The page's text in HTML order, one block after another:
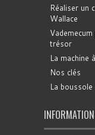
Réaliser un
Wallace
trésor
La machine
Nos clés
La boussole